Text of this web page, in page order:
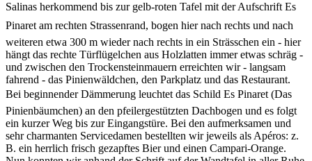
Salinas herkommend bis zur gelb-roten Tafel mit der Aufschrift Es
Pinaret am rechten Strassenrand, bogen hier nach rechts und nach
weiteren etwa 300 m wieder nach rechts in ein Strässchen ein - hier
hängt das rechte Türflügelchen aus Holzlatten immer etwas schräg -
und zwischen den Trockensteinmauern erreichten wir - langsam
fahrend - das Pinienwäldchen, den Parkplatz und das Restaurant.
Bei beginnender Dämmerung leuchtet das Schild Es Pinaret (Das
Pinienbäumchen) an den pfeilergestützten Dachbogen und es folgt
ein kurzer Weg bis zur Eingangstüre. Bei den aufmerksamen und
sehr charmanten Servicedamen bestellten wir jeweils als Apéros: z.
B. ein herrlich frisch gezapftes Bier und einen Campari-Orange.